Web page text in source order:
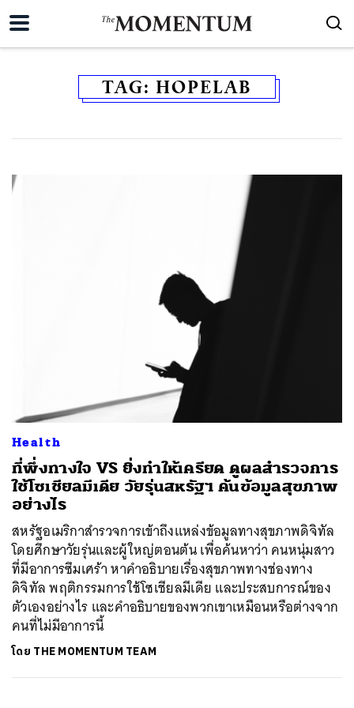
TAG: HOPELAB
Health
ที่พึ่งทางใจ VS ยิ่งทำให้เครียด ดูผลสำรวจการ
ใช้โซเชียลมีเดีย วัยรุ่นสหรัฐฯ ค้นข้อมูลสุขภาพ
อย่างไร
สหรัฐอเมริกาสำรวจการเข้าถึงแหล่งข้อมูลทางสุขภาพดิจิทัล
โดยศึกษาวัยรุ่นและผู้ใหญ่ตอนต้น เพื่อค้นหาว่า คนหนุ่มสาว
ที่มีอาการซึมเศร้า หาคำอธิบายเรื่องสุขภาพทางช่องทาง
ดิจิทัล พฤติกรรมการใช้โซเชียลมีเดีย และประสบการณ์ของ
ตัวเองอย่างไร และคำอธิบายของพวกเขาเหมือนหรือต่างจาก
คนที่ไม่มีอาการนี้
โดย THE MOMENTUM TEAM
ค้นหา